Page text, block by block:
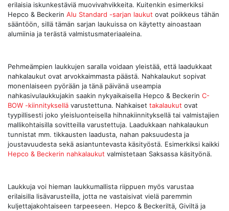
erilaisia iskunkestäviä muovivahvikkeita. Kuitenkin esimerkiksi
Hepco & Beckerin Alu Standard -sarjan laukut ovat poikkeus tähän
sääntöön, sillä tämän sarjan laukuissa on käytetty ainoastaan
alumiinia ja terästä valmistusmateriaaleina.
Pehmeämpien laukkujen saralla voidaan yleistää, että laadukkaat
nahkalaukut ovat arvokkaimmasta päästä. Nahkalaukut sopivat
monenlaiseen pyörään ja tänä päivänä useampia
nahkasivulaukkujakin saakin nykyaikaisella Hepco & Beckerin C-
BOW -kiinnityksellä varustettuna. Nahkaiset takalaukut ovat
tyypillisesti joko yleisluonteisella hihnakiinnityksellä tai valmistajien
mallikohtaisilla sovitteilla varustettuja. Laadukkaan nahkalaukun
tunnistat mm. tikkausten laadusta, nahan paksuudesta ja
joustavuudesta sekä asiantuntevasta käsityöstä. Esimerkiksi kaikki
Hepco & Beckerin nahkalaukut valmistetaan Saksassa käsityönä.
Laukkuja voi hieman laukkumallista riippuen myös varustaa
erilaisilla lisävarusteilla, jotta ne vastaisivat vielä paremmin
kuljettajakohtaiseen tarpeeseen. Hepco & Beckeriltä, Giviltä ja